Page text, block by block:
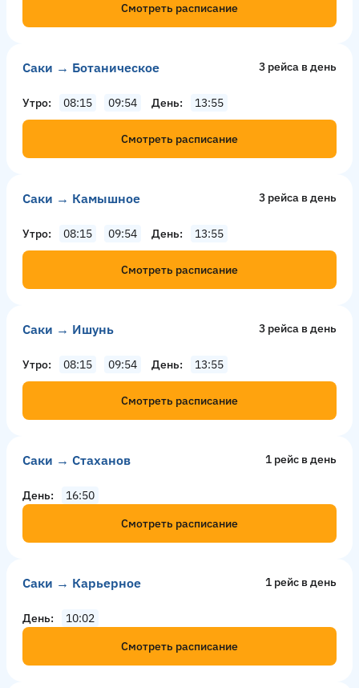
Смотреть расписание
Саки → Ботаническое 3 рейсa в день
Утро 08:15 09:54 День 13:55
Смотреть расписание
Саки → Камышное 3 рейсa в день
Утро 08:15 09:54 День 13:55
Смотреть расписание
Саки → Ишунь 3 рейсa в день
Утро 08:15 09:54 День 13:55
Смотреть расписание
Саки → Стаханов 1 рейс в день
День
16:50
Смотреть расписание
Саки → Карьерное 1 рейс в день
День
10:02
Смотреть расписание